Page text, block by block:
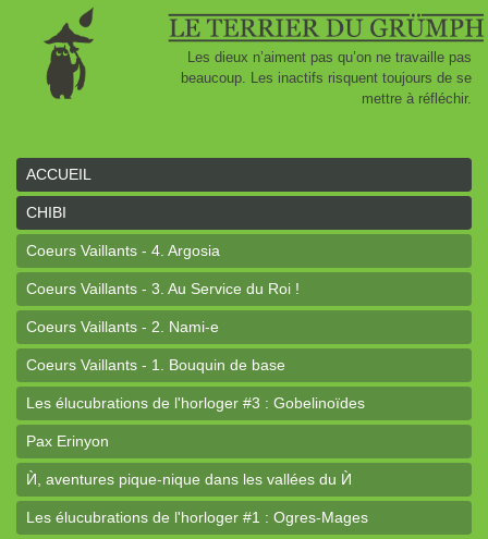
Les dieux n’aiment pas qu’on ne travaille pas
beaucoup. Les inactifs risquent toujours de se
mettre à réfléchir.
ACCUEIL
CHIBI
Coeurs Vaillants - 4. Argosia
Coeurs Vaillants - 3. Au Service du Roi !
Coeurs Vaillants - 2. Nami-e
Coeurs Vaillants - 1. Bouquin de base
Les élucubrations de l'horloger #3 : Gobelinoïdes
Pax Erinyon
Ѝ, aventures pique-nique dans les vallées du Ѝ
Les élucubrations de l'horloger #1 : Ogres-Mages